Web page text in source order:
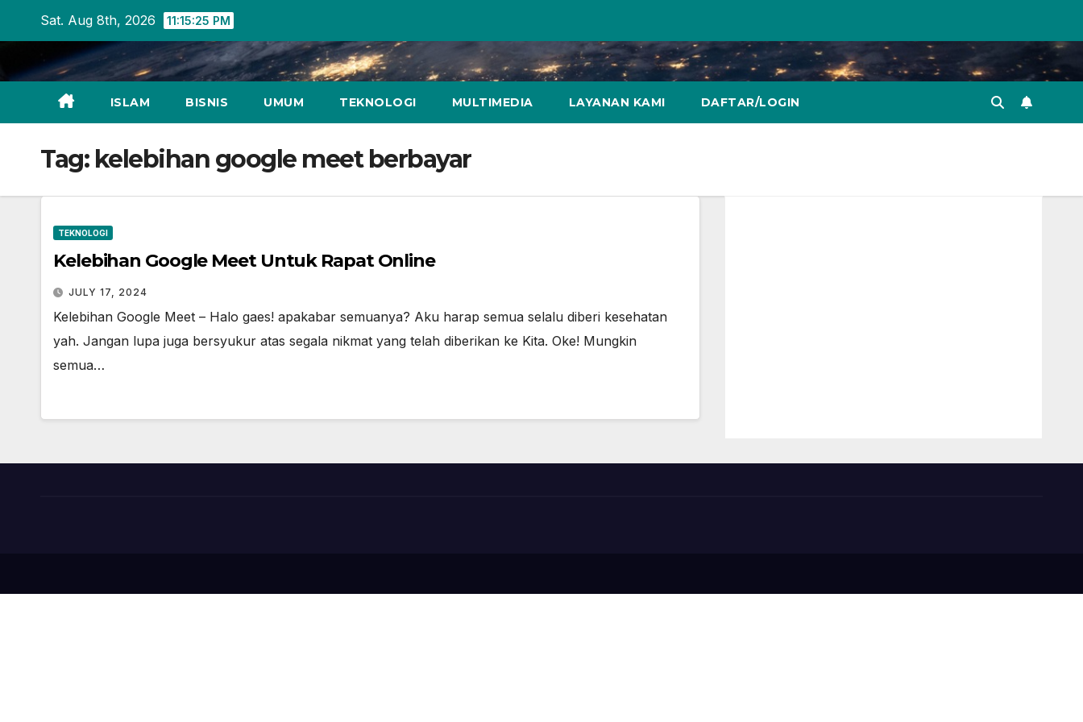
content
Sat. Aug 8th, 2026 11:15:26 PM
ISLAM BISNIS UMUM TEKNOLOGI MULTIMEDIA LAYANAN KAMI DAFTAR/LOGIN
Tag: kelebihan google meet berbayar
TEKNOLOGI
Kelebihan Google Meet Untuk Rapat Online
JULY 17, 2024
Kelebihan Google Meet – Halo gaes! apakabar semuanya? Aku harap semua selalu diberi kesehatan
yah. Jangan lupa juga bersyukur atas segala nikmat yang telah diberikan ke Kita. Oke! Mungkin
semua…